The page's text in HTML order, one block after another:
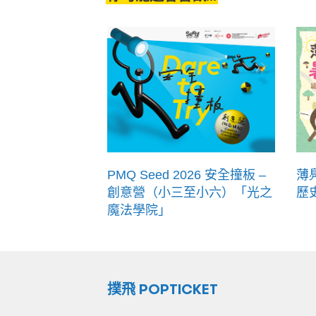
PMQ Seed 2026 安全撞板 –
創意營（小三至小六）「光之
魔法學院」
薄
歷
撲飛 POPTICKET